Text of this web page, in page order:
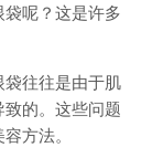
呢？这是许多
袋往往是由于肌
的。这些问题
方法。